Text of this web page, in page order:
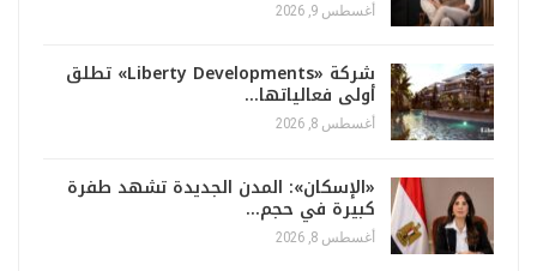
أغسطس 9, 2026
شركة «Liberty Developments» تطلق
أولى فعالياتها…
أغسطس 8, 2026
«الإسكان»: المدن الجديدة تشهد طفرة
كبيرة في حجم…
أغسطس 8, 2026